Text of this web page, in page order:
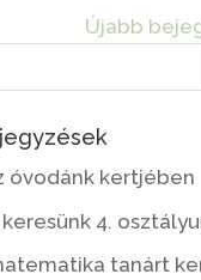
Újabb
óvodánk kertjében
4.
tanárt